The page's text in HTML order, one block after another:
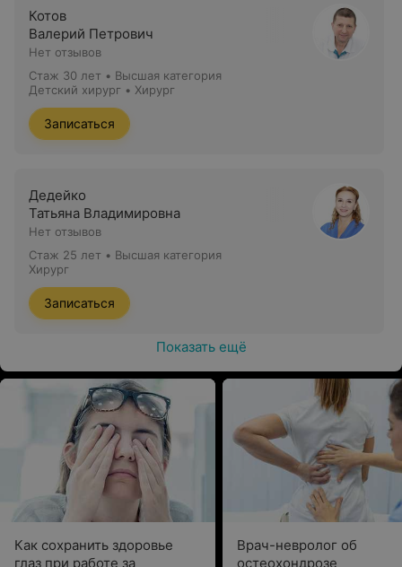
Котов
Валерий Петрович
Нет отзывов
Стаж 30 лет • Высшая категория
Детский хирург • Хирург
Записаться
Дедейко
Татьяна Владимировна
Нет отзывов
Стаж 25 лет • Высшая категория
Хирург
Записаться
Показать ещё
Как сохранить здоровье
глаз при работе за
Врач-невролог об
остеохондрозе